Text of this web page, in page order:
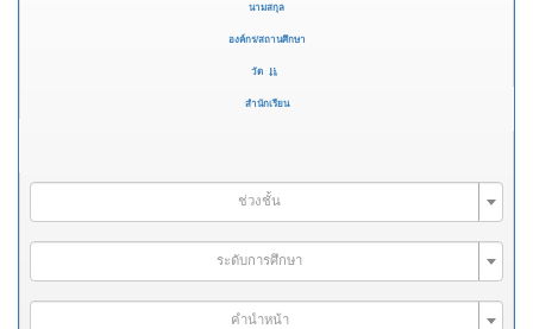
นามสกุล
องค์กร/สถานศึกษา
วัด
สำนักเรียน
ช่วงชั้น
ระดับการศึกษา
คำนำหน้า